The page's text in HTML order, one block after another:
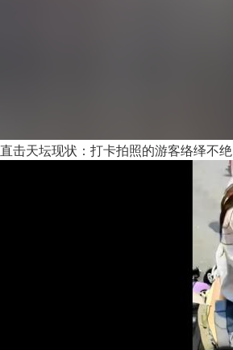
直击天坛现状：打卡拍照的游客络绎不绝